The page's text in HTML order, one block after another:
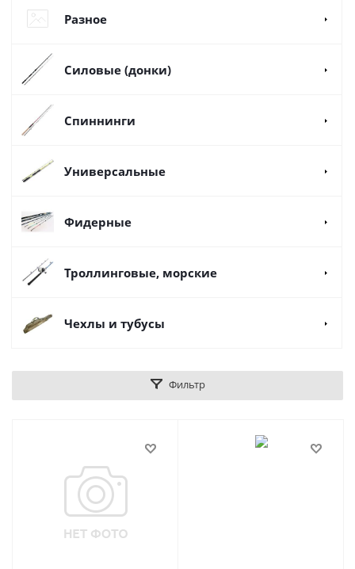
Разное
Силовые (донки)
Спиннинги
Универсальные
Фидерные
Троллинговые, морские
Чехлы и тубусы
Фильтр